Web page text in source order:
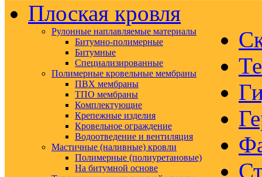
Плоская кровля
Рулонные наплавляемые материалы
Битумно-полимерные
Битумные
Специализированные
Полимерные кровельные мембраны
ПВХ мембраны
ТПО мембраны
Комплектующие
Крепежные изделия
Кровельное ограждение
Водоотведение и вентиляция
Мастичные (наливные) кровли
Полимерные (полиуретановые)
На битумной основе